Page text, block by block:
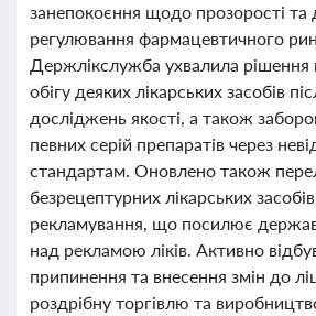
занепокоєння щодо прозорості та
регулювання фармацевтичного
Держлікслужба ухвалила рішення
обігу деяких лікарських засобів
досліджень якості, а також
певних серій препаратів через
стандартам. Оновлено також
безрецептурних лікарських
рекламування, що посилює
над рекламою ліків. Активно
припинення та внесення змін до
роздрібну торгівлю та